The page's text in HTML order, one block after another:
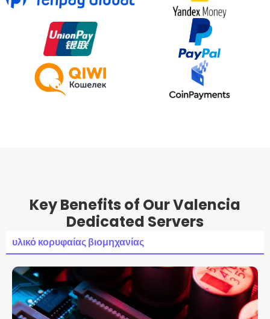
Key Benefits of Our Valencia
Dedicated Servers
υλικό κορυφαίας βιομηχανίας